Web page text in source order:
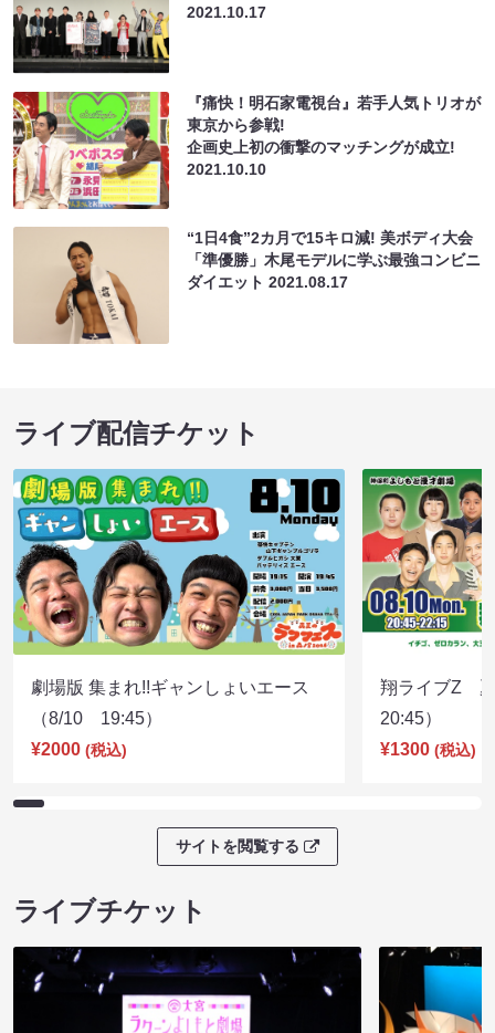
2021.10.17
『痛快！明石家電視台』若手人気トリオが
東京から参戦!
企画史上初の衝撃のマッチングが成立!
2021.10.10
“1日4食”2カ月で15キロ減! 美ボディ大会
「準優勝」木尾モデルに学ぶ最強コンビニ
ダイエット2021.08.17
ライブ配信チケット
劇場版 集まれ!!ギャンしょいエース
（8/10 19:45）
¥2000 (税込)
翔ライブZ
20:45）
¥1300 (税込)
サイトを閲覧する
ライブチケット